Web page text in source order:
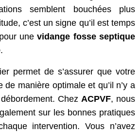
semblent bouchées plus
c’est un signe qu’il est temps
pour unevidange fosse septique
.
permet de s’assurer que votre
de manière optimale et qu’il n’y a
Chez ACPVF, nous
sur les bonnes pratiques
intervention. Vous n’avez